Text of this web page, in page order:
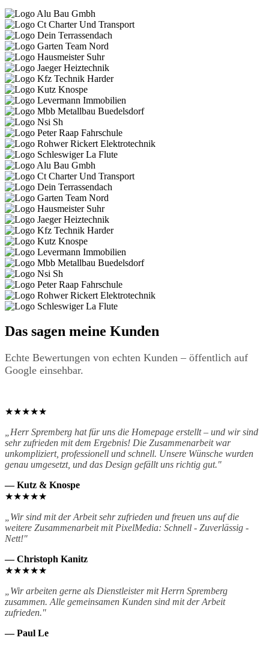
Das sagen meine Kunden
Echte Bewertungen von echten Kunden – öffentlich auf
Google einsehbar.
★★★★★
„Herr Spremberg hat für uns die Homepage erstellt – und wir sind
sehr zufrieden mit dem Ergebnis! Die Zusammenarbeit war
unkompliziert, professionell und schnell. Unsere Wünsche wurden
genau umgesetzt, und das Design gefällt uns richtig gut."
— Kutz & Knospe
★★★★★
„Wir sind mit der Arbeit sehr zufrieden und freuen uns auf die
weitere Zusammenarbeit mit PixelMedia: Schnell - Zuverlässig -
Nett!"
— Christoph Kanitz
★★★★★
„Wir arbeiten gerne als Dienstleister mit Herrn Spremberg
zusammen. Alle gemeinsamen Kunden sind mit der Arbeit
zufrieden."
— Paul Le